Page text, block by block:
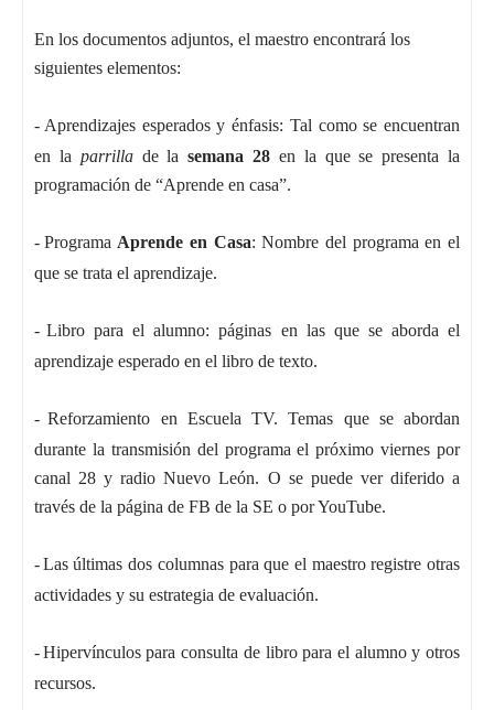
En los documentos adjuntos, el maestro encontrará los
siguientes elementos:
- Aprendizajes esperados y énfasis: Tal como se encuentran
en la parrillade lasemana 28 en la que se presenta la
programación de “Aprende en casa”.
- Programa Aprende en Casa: Nombre del programa en el
que se trata el aprendizaje.
- Libro para el alumno: páginas en las que se aborda el
aprendizaje esperado en el libro de texto.
- Reforzamiento en Escuela TV. Temas que se abordan
durante la transmisión del programa el próximo viernes por
canal 28 y radio Nuevo León. O se puede ver diferido a
través de la página de FB de la SE o por YouTube.
-Las últimas dos columnas para que el maestro registre otras
actividades y su estrategia de evaluación.
-Hipervínculos para consulta de libro para el alumno y otros
recursos.